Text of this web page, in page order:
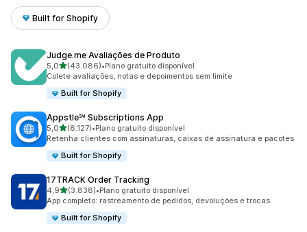
Built for Shopify
Judge.me Avaliações de Produto
5,0de 5 estrelas
(43.086)
43086 avaliações ao todo
•Plano gratuito disponível
Colete avaliações, notas e depoimentos sem limite
Built for Shopify
Appstle℠ Subscriptions App
5,0de 5 estrelas
(8.127)
8127 avaliações ao todo
•Plano gratuito disponível
Retenha clientes com assinaturas, caixas de assinatura e pacotes
Built for Shopify
17TRACK Order Tracking
4,9de 5 estrelas
(3.838)
3838 avaliações ao todo
•Plano gratuito disponível
App completo: rastreamento de pedidos, devoluções e trocas
Built for Shopify